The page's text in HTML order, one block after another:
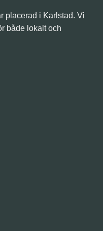
placerad i Karlstad. Vi
både lokalt och